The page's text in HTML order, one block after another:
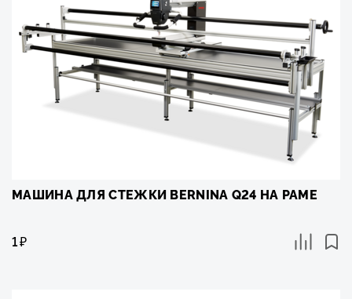
МАШИНА ДЛЯ СТЕЖКИ BERNINA Q24 НА РАМЕ
1₽